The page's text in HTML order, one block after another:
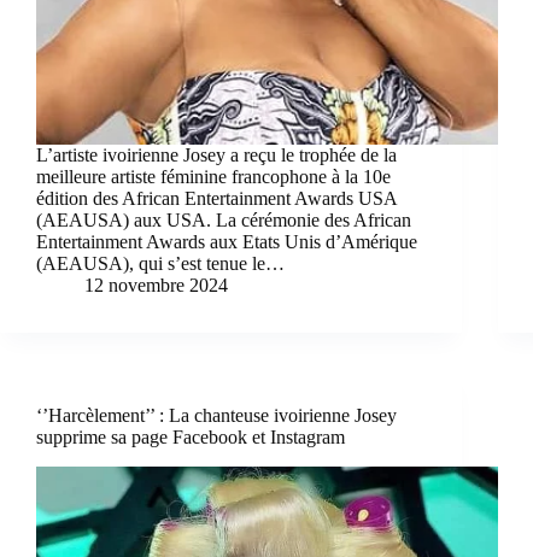
L’artiste ivoirienne Josey a reçu le trophée de la
meilleure artiste féminine francophone à la 10e
édition des African Entertainment Awards USA
(AEAUSA) aux USA. La cérémonie des African
Entertainment Awards aux Etats Unis d’Amérique
(AEAUSA), qui s’est tenue le…
12 novembre 2024
‘’Harcèlement’’ : La chanteuse ivoirienne Josey
supprime sa page Facebook et Instagram